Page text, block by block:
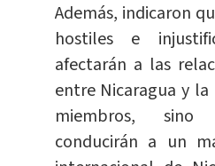
Además, indicaron
hostiles e
afectarán a las
entre Nicaragua y la
miembros,
conducirán a un